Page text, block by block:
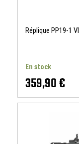
Réplique PP19-1
En stock
359,90 €